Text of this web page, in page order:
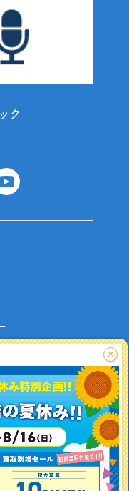
釣り情報を
投稿する
ク
×